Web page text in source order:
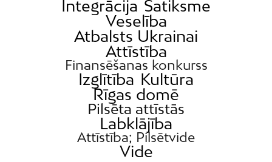
Integrācija Satiksme
Veselība
Atbalsts Ukrainai
Attīstība
Finansēšanas konkurss
Izglītība Kultūra
Rīgas domē
Pilsēta attīstās
Labklājība
Attīstība; Pilsētvide
Vide